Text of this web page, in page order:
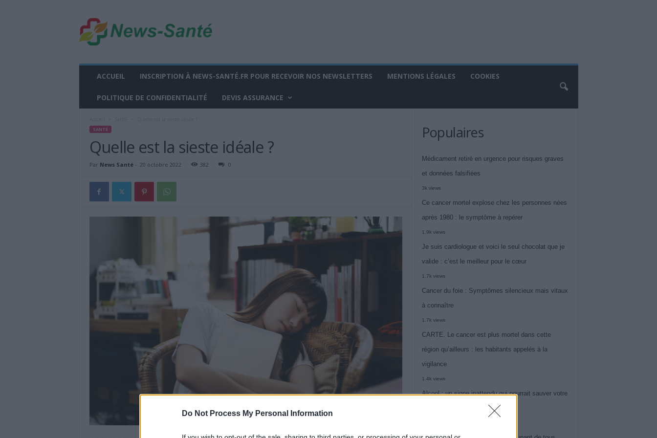
Do Not Process My Personal Information
w
s
ACCUEIL INSCRIPTION À NEWS-SANTÉ.FR POUR RECEVOIR NOS NEWSLETTERS MENTIONS LÉGALES COOKIES
POLITIQUE DE CONFIDENTIALITÉ DEVIS ASSURANCE
SANTÉ
Quelle est la sieste idéale ?
Par News Santé- 20 octobre 2022 382 0
Populaires
Médicament retiré en urgence pour risques graves
et données falsifiées
3k views
Ce cancer mortel explose chez les personnes nées
après 1980 : le symptôme à repérer
1.9k views
Je suis cardiologue et voici le seul chocolat que je
valide : c’est le meilleur pour le cœur
1.7k views
Cancer du foie : Symptômes silencieux mais vitaux
à connaître
1.7k views
CARTE. Le cancer est plus mortel dans cette
région qu’ailleurs : les habitants appelés à la
vigilance
1.4k views
Alcool : un signe inattendu qui pourrait sauver votre